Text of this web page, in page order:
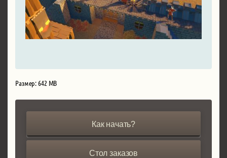
Размер: 642 MB
Как начать?
Стол заказов